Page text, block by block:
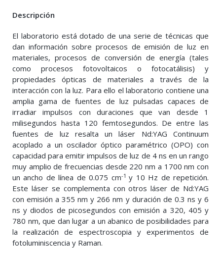
Descripción
El laboratorio está dotado de una serie de técnicas que
dan información sobre procesos de emisión de luz en
materiales, procesos de conversión de energía (tales
como procesos fotovoltaicos o fotocatálisis) y
propiedades ópticas de materiales a través de la
interacción con la luz. Para ello el laboratorio contiene una
amplia gama de fuentes de luz pulsadas capaces de
irradiar impulsos con duraciones que van desde 1
milisegundos hasta 120 femtosegundos. De entre las
fuentes de luz resalta un láser Nd:YAG Continuum
acoplado a un oscilador óptico paramétrico (OPO) con
capacidad para emitir impulsos de luz de 4 ns en un rango
muy amplio de frecuencias desde 220 nm a 1700 nm con
un ancho de línea de 0.075 cm-1y 10 Hz de repetición.
Este láser se complementa con otros láser de Nd:YAG
con emisión a 355 nm y 266 nm y duración de 0.3 ns y 6
ns y diodos de picosegundos con emisión a 320, 405 y
780 nm, que dan lugar a un abanico de posibilidades para
la realización de espectroscopia y experimentos de
fotoluminiscencia y Raman.